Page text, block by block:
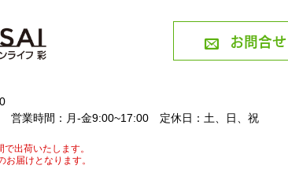
お問合せ
営業時間：月-金9:00~17:00 定休日：土、日、祝
出荷いたします。
届けとなります。